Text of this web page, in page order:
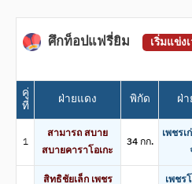
ศึกท็อปแฟรี่ยิม เริ่มแข่ง
คู่
ที่ ฝ่ายแดง พิกัด ฝ่
1
สามารถ สบาย
สบายคาราโอเกะ
34 กก.
เพชรเ
สิทธิชัยเล็ก เพชร
เพชร